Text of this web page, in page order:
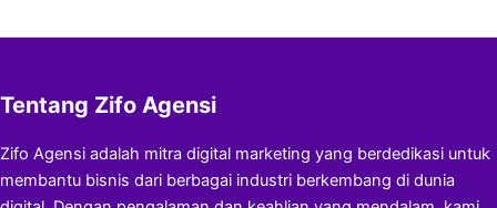
Tentang Zifo Agensi
Zifo Agensi adalah mitra digital marketing yang berdedikasi untuk
membantu bisnis dari berbagai industri berkembang di dunia